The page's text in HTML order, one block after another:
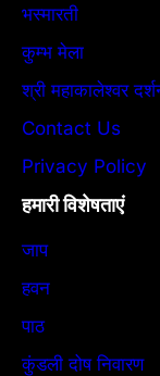
भस्मारती
कुम्भ मेला
श्री महाकालेश्वर
Contact Us
Privacy Policy
हमारी विशेषताएं
जाप
हवन
पाठ
कुंडली दोष निवारण